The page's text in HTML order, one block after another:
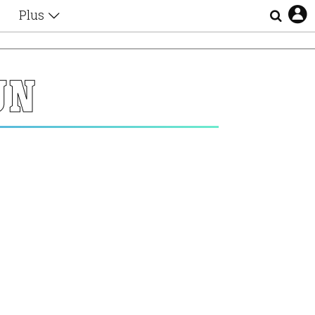
Plus
Αφιερώματα
Ζώδια